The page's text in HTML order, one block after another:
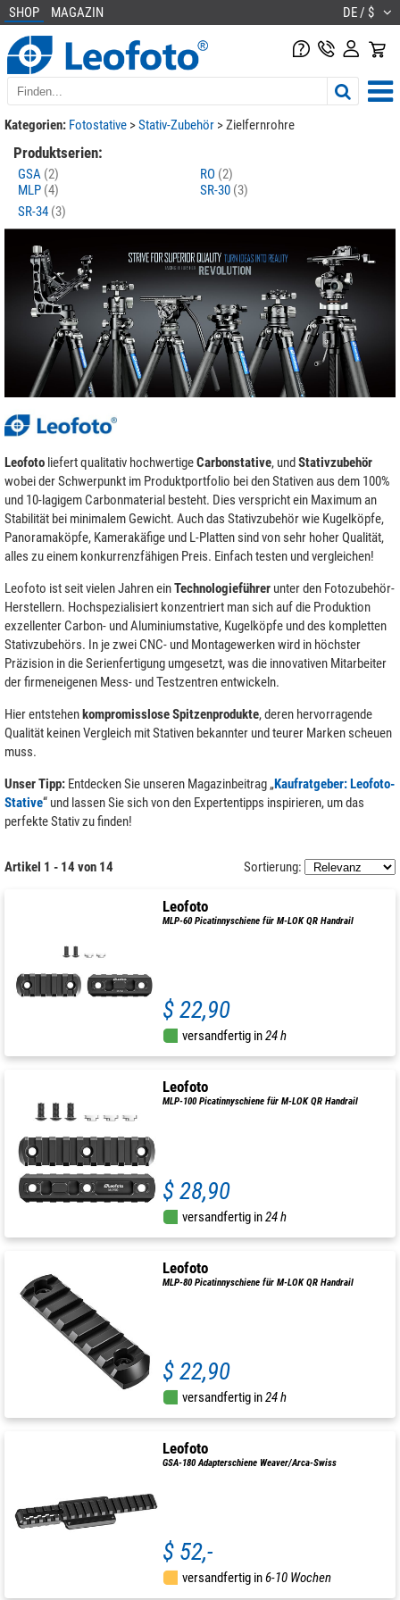
SHOP MAGAZIN DE / $
Kategorien: Fotostative >Stativ-Zubehör >Zielfernrohre
Produktserien:
GSA (2)
MLP (4)
RO (2)
SR-30 (3)
SR-34 (3)
Leofoto liefert qualitativ hochwertigeCarbonstative, undStativzubehör
wobei der Schwerpunkt im Produktportfolio bei den Stativen aus dem 100%
und 10-lagigem Carbonmaterial besteht. Dies verspricht ein Maximum an
Stabilität bei minimalem Gewicht. Auch das Stativzubehör wie Kugelköpfe,
Panoramaköpfe, Kamerakäfige und L-Platten sind von sehr hoher Qualität,
alles zu einem konkurrenzfähigen Preis. Einfach testen und vergleichen!
Leofoto ist seit vielen Jahren einTechnologieführer unter den Fotozubehör-
Herstellern. Hochspezialisiert konzentriert man sich auf die Produktion
exzellenter Carbon- und Aluminiumstative, Kugelköpfe und des kompletten
Stativzubehörs. In je zwei CNC- und Montagewerken wird in höchster
Präzision in die Serienfertigung umgesetzt, was die innovativen Mitarbeiter
der firmeneigenen Mess- und Testzentren entwickeln.
Hier entstehenkompromisslose Spitzenprodukte, deren hervorragende
Qualität keinen Vergleich mit Stativen bekannter und teurer Marken scheuen
muss.
Unser Tipp: Entdecken Sie unseren Magazinbeitrag „Kaufratgeber: Leofoto-
Stative“ und lassen Sie sich von den Expertentipps inspirieren, um das
perfekte Stativ zu finden!
Artikel 1 - 14 von 14 Sortierung:
Leofoto
MLP-60 Picatinnyschiene für M-LOK QR Handrail
$ 22,90
versandfertig in24 h
Leofoto
MLP-100 Picatinnyschiene für M-LOK QR Handrail
$ 28,90
versandfertig in24 h
Leofoto
MLP-80 Picatinnyschiene für M-LOK QR Handrail
$ 22,90
versandfertig in24 h
Leofoto
GSA-180 Adapterschiene Weaver/Arca-Swiss
$ 52,-
versandfertig in6-10 Wochen